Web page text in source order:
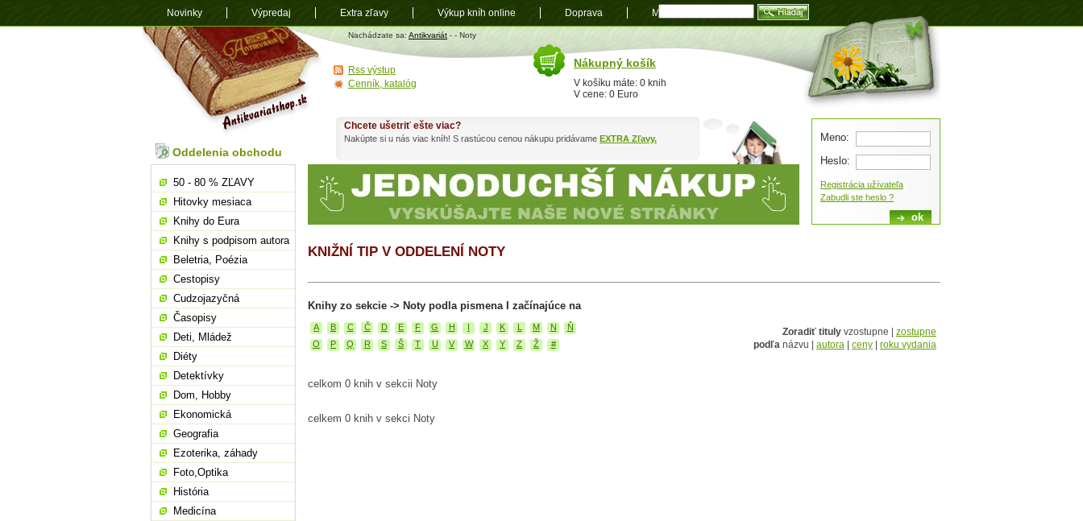
Antikvariát
shop.sk
Nachádzate sa: Antikvariát - - Noty
KNIŽNÍ TIP V ODDELENÍ NOTY
Knihy zo sekcie -> Noty podla pismena I začínajúce na
A B C Č D E F G H J K M N
Ň
O
P Q R S Š T U V W X Y Z Ž #
Zoradiť tituly vzostupne | zostupne
podľa názvu | autora ceny roku vydania
celkom 0 knih v sekcii Noty
celkem 0 knih v sekci Noty
Chcete ušetriť ešte viac?
Nakúpte si u nás viac kníh! S rastúcou cenou nákupu pridávame EXTRA Zľavy.
Oddelenia obchodu
50 - 80 % ZĽAVY
Hitovky mesiaca
Knihy do Eura
Knihy s podpisom autora
Beletria, Poézia
Cestopisy
Cudzojazyčná
Časopisy
Deti, Mládež
Diéty
Detektívky
Dom, Hobby
Ekonomická
Geografia
Ezoterika, záhady
Foto,Optika
História
Medicína
Meno:
Heslo:
Registrácia užívateľa
Zabudli ste heslo ?
Nákupný košík
V košíku máte: 0 knih
V cene: 0 Euro
Rss výstup
Cenník, katalóg
Novinky Výpredaj Extra zľavy Výkup kníh online Doprava Mapa